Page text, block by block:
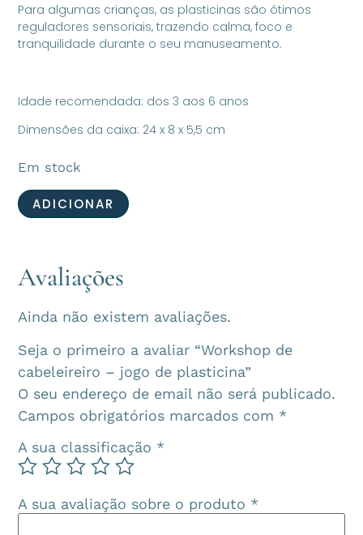
Para algumas crianças, as plasticinas são ótimos
reguladores sensoriais, trazendo calma, foco e
tranquilidade durante o seu manuseamento.
Idade recomendada: dos 3 aos 6 anos
Dimensões da caixa: 24 x 8 x 5,5 cm
Em stock
ADICIONAR
Avaliações
Ainda não existem avaliações.
Seja o primeiro a avaliar “Workshop de
cabeleireiro – jogo de plasticina”
O seu endereço de email não será publicado.
Campos obrigatórios marcados com *
A sua classificação *
A sua avaliação sobre o produto *